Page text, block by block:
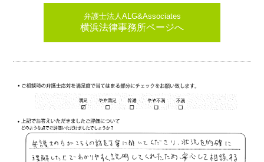
弁護士法人ALG&Associates
横浜法律事務所ページへ